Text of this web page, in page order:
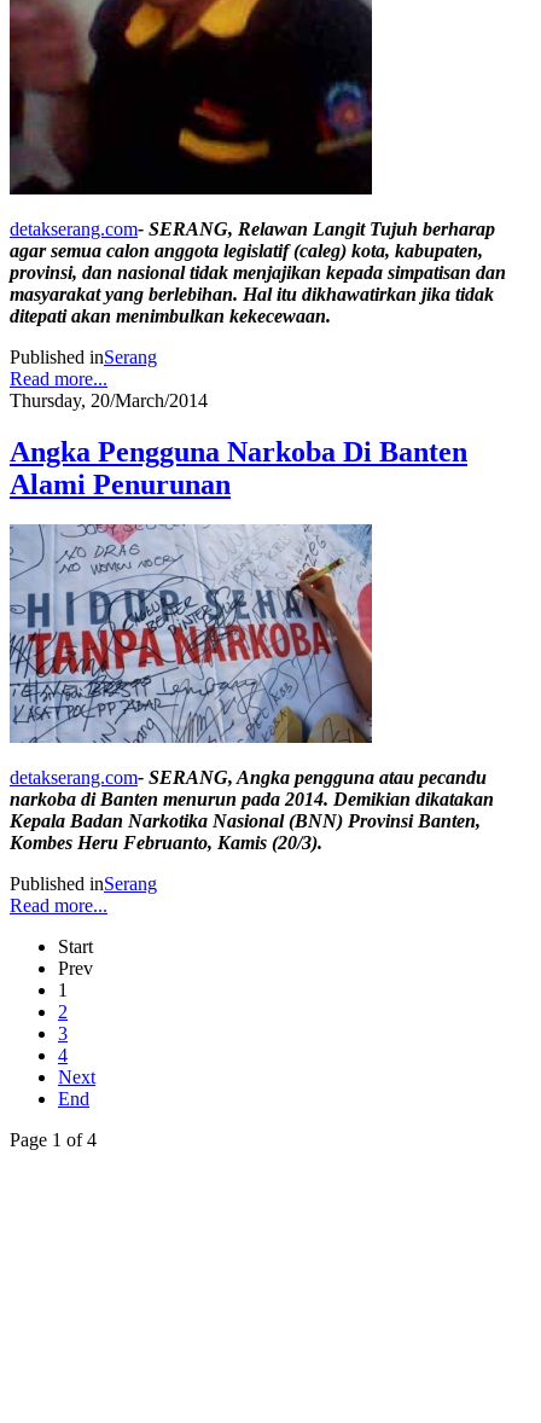
detakserang.com- SERANG, Relawan Langit Tujuh berharap
agar semua calon anggota legislatif (caleg) kota, kabupaten,
provinsi, dan nasional tidak menjajikan kepada simpatisan dan
masyarakat yang berlebihan. Hal itu dikhawatirkan jika tidak
ditepati akan menimbulkan kekecewaan.
Published inSerang
Read more...
Thursday, 20/March/2014
Angka Pengguna Narkoba Di Banten
Alami Penurunan
detakserang.com- SERANG, Angka pengguna atau pecandu
narkoba di Banten menurun pada 2014. Demikian dikatakan
Kepala Badan Narkotika Nasional (BNN) Provinsi Banten,
Kombes Heru Februanto, Kamis (20/3).
Published inSerang
Read more...
Start
Prev
1
2
3
4
Next
End
Page 1 of 4